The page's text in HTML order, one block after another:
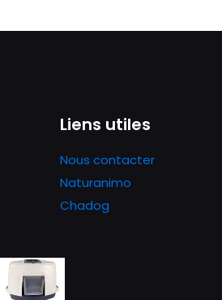
Liens utiles
Nous contacter
Naturanimo
Chadog